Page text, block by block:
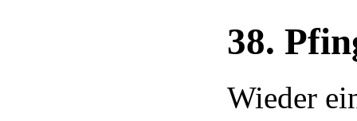
38.
Wieder